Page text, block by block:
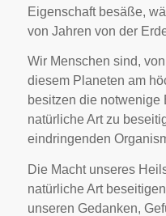
Eigenschaft besäße,
von Jahren von der
Wir Menschen sind,
diesem Planeten am
besitzen die notwenige
natürliche Art zu
eindringenden
Die Macht unseres
natürliche Art
unseren Gedanken,